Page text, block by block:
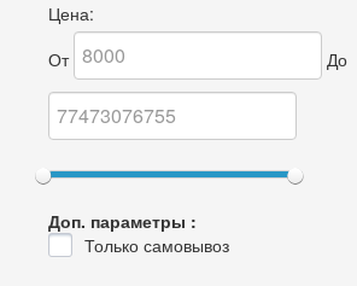
Цена:
От
До
Доп. параметры :
Только самовывоз